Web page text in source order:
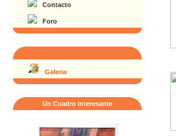
Contacto
Foro
Galeria
Un Cuadro Interesante